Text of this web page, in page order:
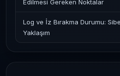
Edilmesi Gereken Noktalar
Log ve İz Bırakma Durumu:
Yaklaşım